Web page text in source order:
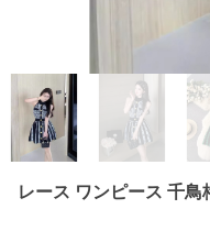
レース ワンピース 千